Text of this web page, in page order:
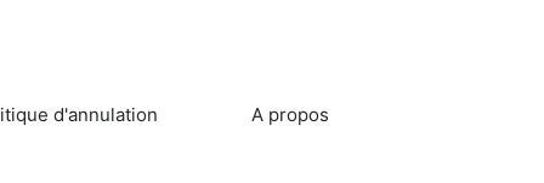
d'annulation A propos